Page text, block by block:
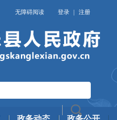
无障碍阅读 登录 | 注册